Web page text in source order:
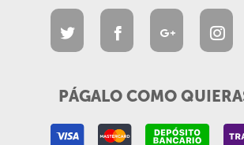
PÁGALO COMO